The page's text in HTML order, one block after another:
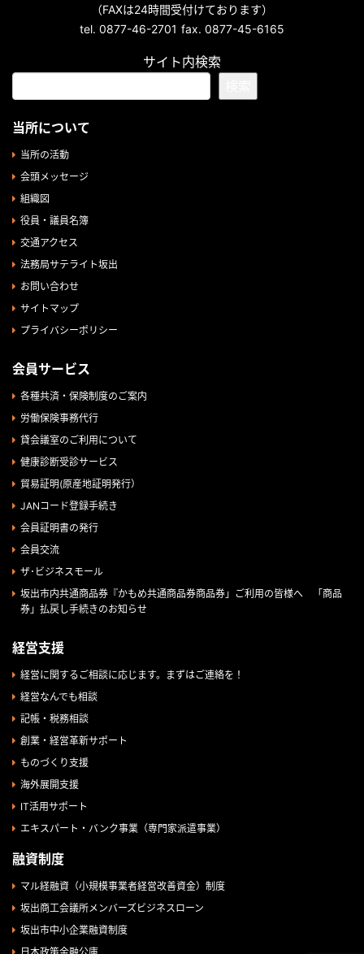
（FAXは24時間受付けております）
tel. 0877-46-2701 fax. 0877-45-6165
サイト内検索
当所について
当所の活動
会頭メッセージ
組織図
役員・議員名簿
交通アクセス
法務局サテライト坂出
お問い合わせ
サイトマップ
プライバシーポリシー
会員サービス
各種共済・保険制度のご案内
労働保険事務代行
貸会議室のご利用について
健康診断受診サービス
貿易証明(原産地証明発行）
JANコード登録手続き
会員証明書の発行
会員交流
ザ･ビジネスモール
坂出市内共通商品券『かもめ共通商品券商品券」ご利用の皆様へ 「商品
券」払戻し手続きのお知らせ
経営支援
経営に関するご相談に応じます。まずはご連絡を！
経営なんでも相談
記帳・税務相談
創業・経営革新サポート
ものづくり支援
海外展開支援
IT活用サポート
エキスパート・バンク事業（専門家派遣事業）
融資制度
マル経融資（小規模事業者経営改善資金）制度
坂出商工会議所メンバーズビジネスローン
坂出市中小企業融資制度